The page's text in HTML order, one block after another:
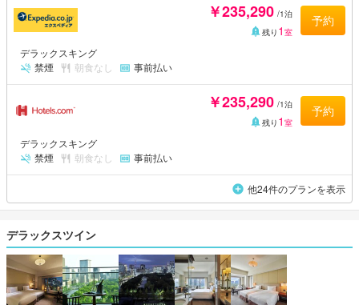
￥235,290 /1泊
残り 1 室
予約
デラックスキング
禁煙
朝食なし 事前払い
￥235,290 /1泊
残り 1 室
予約
デラックスキング
禁煙
朝食なし 事前払い
他24件のプランを表示
デラックスツイン